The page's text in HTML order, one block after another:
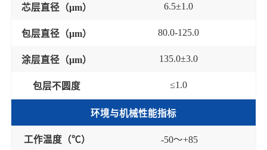
芯层直径（μm） 6.5±1.0
包层直径（μm） 80.0-125.0
涂层直径（μm） 135.0±3.0
包层不圆度 ≤1 .0
环境与机械性能指标
工作温度（℃） -50～+85